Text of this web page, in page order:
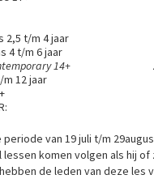
2,5 t/m 4
4 t/m 6
contemporary 14+
6 t/m 12
uur
van 19 juli t/m
komen volgen als hij
de leden van deze les